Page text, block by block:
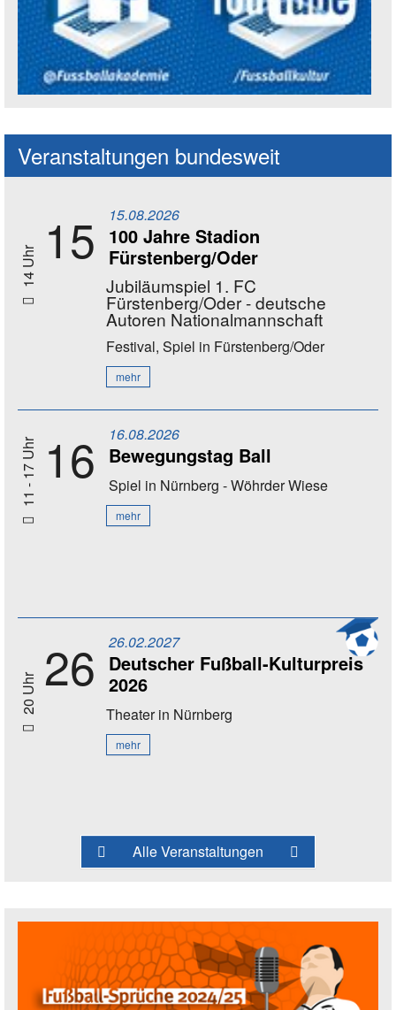
Veranstaltungen bundesweit
14 Uhr 15 15.08.2026
100 Jahre Stadion
Fürstenberg/Oder
Jubiläumspiel 1. FC
Fürstenberg/Oder - deutsche
Autoren Nationalmannschaft
Festival, Spiel in Fürstenberg/Oder
mehr
11 - 17 Uhr 16 16.08.2026
Bewegungstag Ball
Spiel in Nürnberg - Wöhrder Wiese
mehr
20 Uhr 26 26.02.2027
Deutscher Fußball-Kulturpreis
2026
Theaterin Nürnberg
mehr
Alle Veranstaltungen